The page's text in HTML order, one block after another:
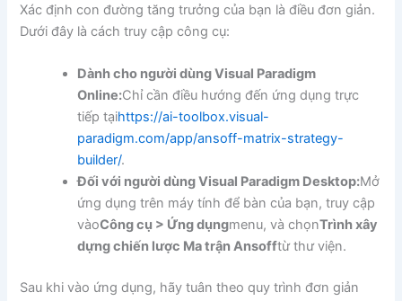
Xác định con đường tăng trưởng của bạn là điều đơn giản.
Dưới đây là cách truy cập công cụ:
Dành cho người dùng Visual Paradigm
Online:Chỉ cần điều hướng đến ứng dụng trực
tiếp tạihttps://ai-toolbox.visual-
paradigm.com/app/ansoff-matrix-strategy-
builder/.
Đối với người dùng Visual Paradigm Desktop:Mở
ứng dụng trên máy tính để bàn của bạn, truy cập
vàoCông cụ > Ứng dụngmenu, và chọnTrình xây
dựng chiến lược Ma trận Ansofftừ thư viện.
Sau khi vào ứng dụng, hãy tuân theo quy trình đơn giản